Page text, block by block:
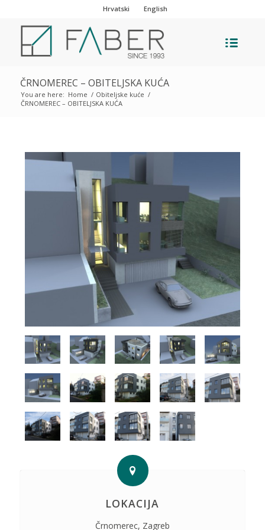
Hrvatski English
ČRNOMEREC – OBITELJSKA KUĆA
You are here: Home / Obiteljske kuće /
ČRNOMEREC – OBITELJSKA KUĆA
LOKACIJA
Črnomerec, Zagreb